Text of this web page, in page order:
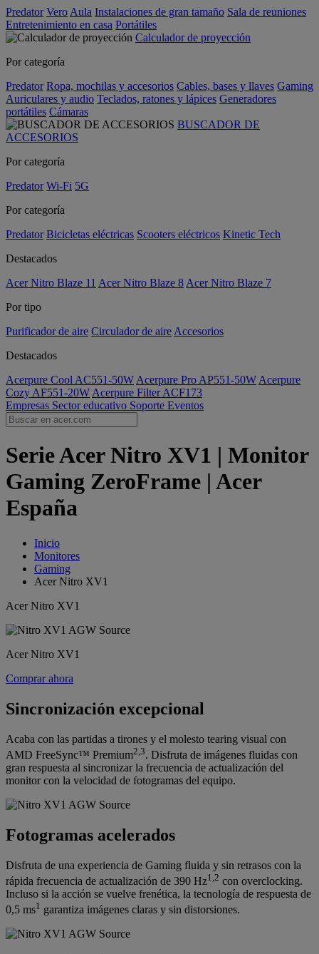
Predator Vero Aula Instalaciones de gran tamaño Sala de reuniones
Entretenimiento en casa Portátiles
Calculador de proyección
Por categoría
Predator Ropa, mochilas y accesorios Cables, bases y llaves Gaming
Auriculares y audio Teclados, ratones y lápices Generadores
portátiles Cámaras
BUSCADOR DE
ACCESORIOS
Por categoría
Predator Wi-Fi 5G
Por categoría
Predator Bicicletas eléctricas Scooters eléctricos Kinetic Tech
Destacados
Acer Nitro Blaze 11 Acer Nitro Blaze 8 Acer Nitro Blaze 7
Por tipo
Purificador de aire Circulador de aire Accesorios
Destacados
Acerpure Cool AC551-50W Acerpure Pro AP551-50W Acerpure
Cozy AF551-20W Acerpure Filter ACF173
Empresas Sector educativo Soporte Eventos
Serie Acer Nitro XV1 | Monitor
Gaming ZeroFrame | Acer
España
Inicio
Monitores
Gaming
Acer Nitro XV1
Acer Nitro XV1
Acer Nitro XV1
Comprar ahora
Sincronización excepcional
Acaba con las partidas a tirones y el molesto tearing visual con
AMD FreeSync™ Premium2,3. Disfruta de imágenes fluidas con
gran respuesta al sincronizar la frecuencia de actualización del
monitor con la velocidad de fotogramas del equipo.
Fotogramas acelerados
Disfruta de una experiencia de Gaming fluida y sin retrasos con la
rápida frecuencia de actualización de 390 Hz1,2 con overclocking.
Incluso si la acción se vuelve frenética, la tecnología de respuesta de
0,5 ms1 garantiza imágenes claras y sin distorsiones.